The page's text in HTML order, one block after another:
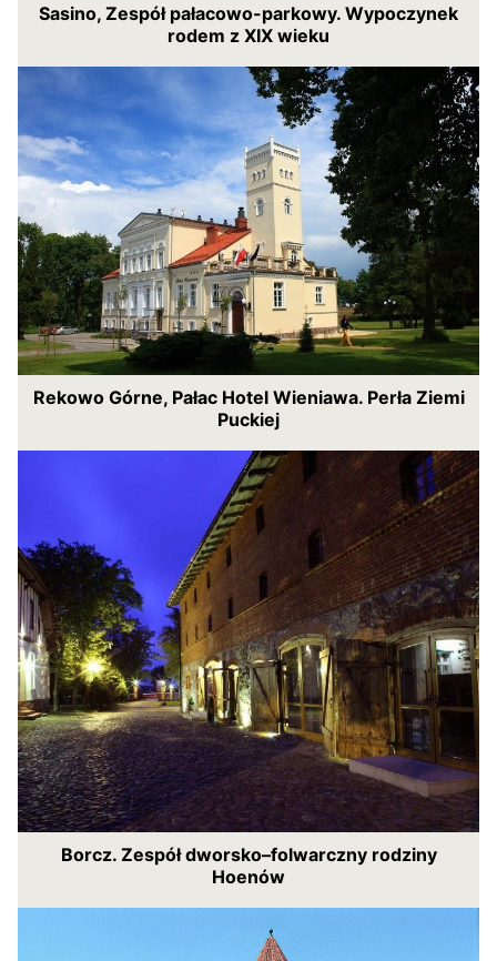
Sasino, Zespół pałacowo-parkowy. Wypoczynek
rodem z XIX wieku
Rekowo Górne, Pałac Hotel Wieniawa. Perła Ziemi
Puckiej
Borcz. Zespół dworsko–folwarczny rodziny
Hoenów